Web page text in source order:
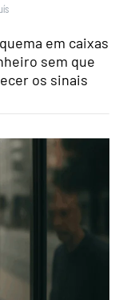
em caixas
sem que
os sinais